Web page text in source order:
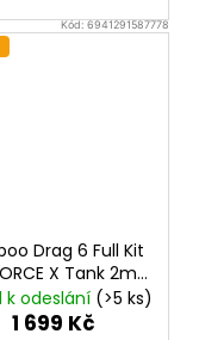
Kód:6941291587778
Drag 6 Full Kit
X Tank 2ml
4400mAh
k odeslání (>5 ks)
1 699 Kč